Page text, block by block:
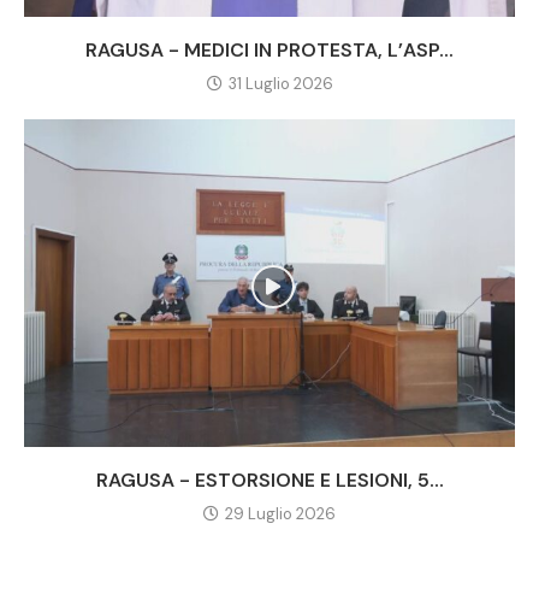
RAGUSA - MEDICI IN PROTESTA, L’ASP...
31 Luglio 2026
RAGUSA - ESTORSIONE E LESIONI, 5...
29 Luglio 2026